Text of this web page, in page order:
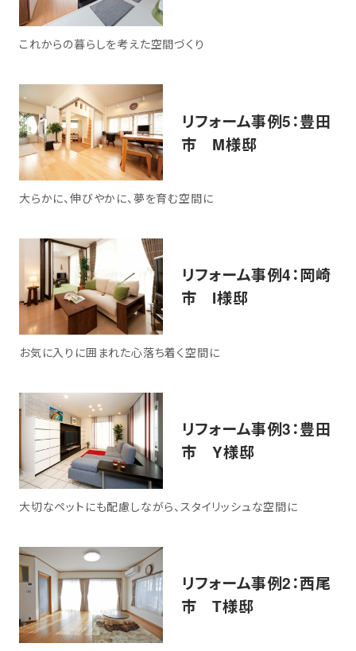
これからの暮らしを考えた空間づくり
リフォーム事例5：豊田
市 M様邸
大らかに、伸びやかに、夢を育む空間に
リフォーム事例4：岡崎
市 I様邸
お気に入りに囲まれた心落ち着く空間に
リフォーム事例3：豊田
市 Y様邸
大切なペットにも配慮しながら、スタイリッシュな空間に
リフォーム事例2：西尾
市 T様邸